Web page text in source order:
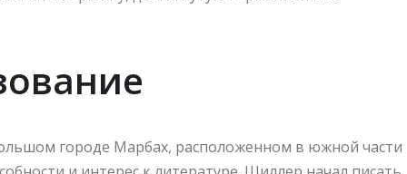
городе Марбах, расположенном в южной части